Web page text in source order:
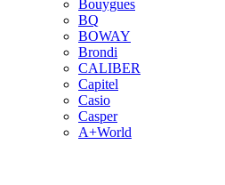
Bouygues
BQ
BOWAY
Brondi
CALIBER
Capitel
Casio
Casper
A+World